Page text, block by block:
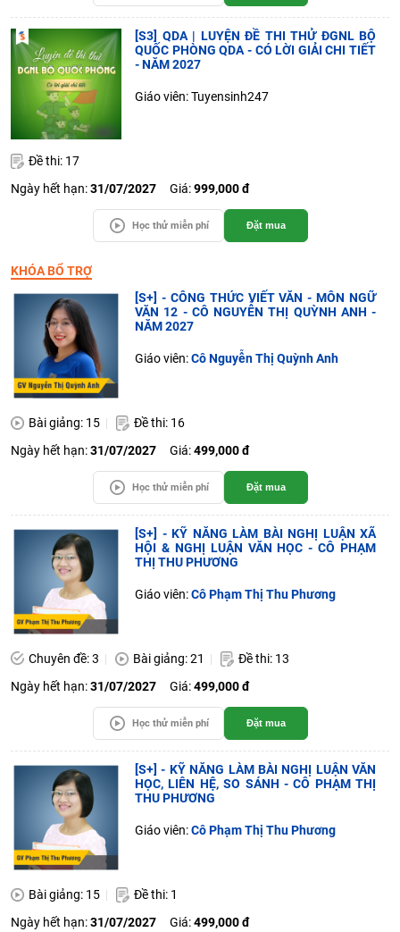
[S3] QDA | LUYỆN ĐỀ THI THỬ ĐGNL BỘ
QUỐC PHÒNG QDA - CÓ LỜI GIẢI CHI TIẾT
- NĂM 2027
Giáo viên: Tuyensinh247
Đề thi: 17
Ngày hết hạn:31/07/2027 Giá:999,000 đ
Học thử miễn phí Đặt mua
KHÓA BỔ TRỢ
[S+] - CÔNG THỨC VIẾT VĂN - MÔN NGỮ
VĂN 12 - CÔ NGUYỄN THỊ QUỲNH ANH -
NĂM 2027
Giáo viên:Cô Nguyễn Thị Quỳnh Anh
Bài giảng: 15
Đề thi: 16
Ngày hết hạn:31/07/2027 Giá:499,000 đ
Học thử miễn phí Đặt mua
[S+] - KỸ NĂNG LÀM BÀI NGHỊ LUẬN XÃ
HỘI & NGHỊ LUẬN VĂN HỌC - CÔ PHẠM
THỊ THU PHƯƠNG
Giáo viên:Cô Phạm Thị Thu Phương
Chuyên đề: 3 Bài giảng: 21
Đề thi: 13
Ngày hết hạn:31/07/2027 Giá:499,000 đ
Học thử miễn phí Đặt mua
[S+] - KỸ NĂNG LÀM BÀI NGHỊ LUẬN VĂN
HỌC, LIÊN HỆ, SO SÁNH - CÔ PHẠM THỊ
THU PHƯƠNG
Giáo viên:Cô Phạm Thị Thu Phương
Bài giảng: 15
Đề thi: 1
Ngày hết hạn:31/07/2027 Giá:499,000 đ